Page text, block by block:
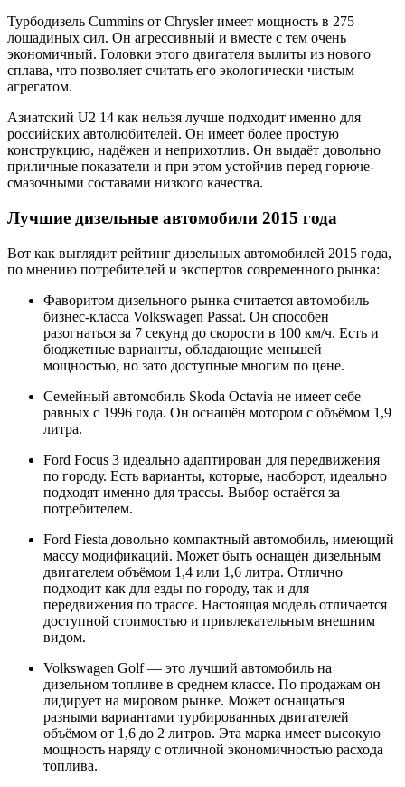
Турбодизель Cummins от Chrysler имеет мощность в 275
лошадиных сил. Он агрессивный и вместе с тем очень
экономичный. Головки этого двигателя вылиты из нового
сплава, что позволяет считать его экологически чистым
агрегатом.
Азиатский U2 14 как нельзя лучше подходит именно для
российских автолюбителей. Он имеет более простую
конструкцию, надёжен и неприхотлив. Он выдаёт довольно
приличные показатели и при этом устойчив перед горюче-
смазочными составами низкого качества.
Лучшие дизельные автомобили 2015 года
Вот как выглядит рейтинг дизельных автомобилей 2015 года,
по мнению потребителей и экспертов современного рынка:
Фаворитом дизельного рынка считается автомобиль
бизнес-класса Volkswagen Passat. Он способен
разогнаться за 7 секунд до скорости в 100 км/ч. Есть и
бюджетные варианты, обладающие меньшей
мощностью, но зато доступные многим по цене.
Семейный автомобиль Skoda Octavia не имеет себе
равных с 1996 года. Он оснащён мотором с объёмом 1,9
литра.
Ford Focus 3 идеально адаптирован для передвижения
по городу. Есть варианты, которые, наоборот, идеально
подходят именно для трассы. Выбор остаётся за
потребителем.
Ford Fiesta довольно компактный автомобиль, имеющий
массу модификаций. Может быть оснащён дизельным
двигателем объёмом 1,4 или 1,6 литра. Отлично
подходит как для езды по городу, так и для
передвижения по трассе. Настоящая модель отличается
доступной стоимостью и привлекательным внешним
видом.
Volkswagen Golf — это лучший автомобиль на
дизельном топливе в среднем классе. По продажам он
лидирует на мировом рынке. Может оснащаться
разными вариантами турбированных двигателей
объёмом от 1,6 до 2 литров. Эта марка имеет высокую
мощность наряду с отличной экономичностью расхода
топлива.